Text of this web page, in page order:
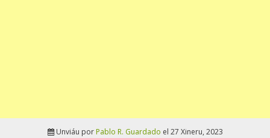
Unviáu por Pablo R. Guardado el 27 Xineru, 2023